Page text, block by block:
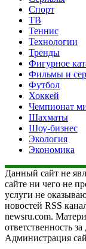
Спорт
ТВ
Теннис
Технологии
Тренды
Фигурное
Фильмы и
Футбол
Хоккей
Чемпионат
Шахматы
Шоу-бизнес
Экология
Экономика
Данный сайт не
сайте ни чего не
услуги не
новостей RSS
newsru.com.
ответственность
Администрация